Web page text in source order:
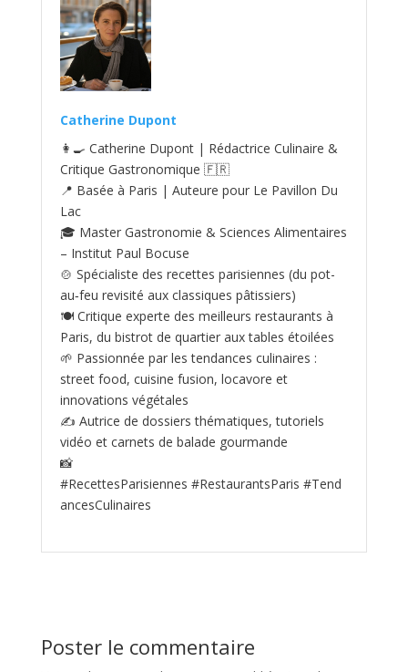
Catherine Dupont
👩‍🍳 Catherine Dupont | Rédactrice Culinaire &
Critique Gastronomique 🇫🇷
📍 Basée à Paris | Auteure pour Le Pavillon Du
Lac
🎓 Master Gastronomie & Sciences Alimentaires
– Institut Paul Bocuse
🍲 Spécialiste des recettes parisiennes (du pot-
au‑feu revisité aux classiques pâtissiers)
🍽️ Critique experte des meilleurs restaurants à
Paris, du bistrot de quartier aux tables étoilées
🌱 Passionnée par les tendances culinaires :
street food, cuisine fusion, locavore et
innovations végétales
✍️ Autrice de dossiers thématiques, tutoriels
vidéo et carnets de balade gourmande
📸
#RecettesParisiennes #RestaurantsParis #Tend
ancesCulinaires
Poster le commentaire